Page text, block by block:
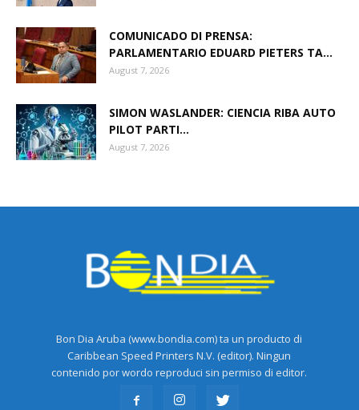
Aruba
COMUNICADO DI PRENSA:
PARLAMENTARIO EDUARD PIETERS TA...
August 7, 2026
SIMON WASLANDER: CIENCIA RIBA AUTO
PILOT PARTI...
August 7, 2026
Bon Dia Aruba (www.bondia.com) ta un producto di
Caribbean Speed Printers N.V. (editor). Ningun
contenido por wordo reproduci sin permiso di editor.